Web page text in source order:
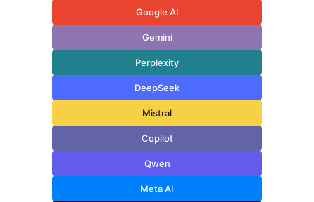
Google AI
Gemini
Perplexity
DeepSeek
Mistral
Copilot
Qwen
Meta AI